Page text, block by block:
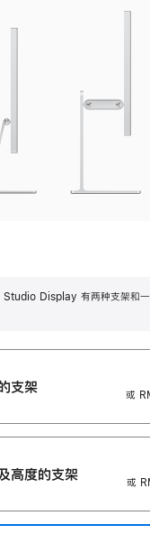
Studio Display 有两种支架和一
支架
或
高‍度的支‍架
或